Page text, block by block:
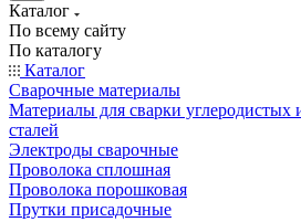
Каталог
По всему сайту
По каталогу
Каталог
Сварочные материалы
Материалы для сварки углеродистых
сталей
Электроды сварочные
Проволока сплошная
Проволока порошковая
Прутки присадочные